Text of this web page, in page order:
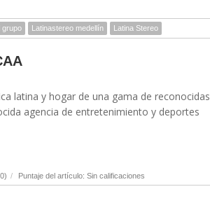
grupo Latinastereo medellín Latina Stereo
latina y hogar de una gama de reconocidas
agencia de entretenimiento y deportes
/ Puntaje del artículo: Sin calificaciones